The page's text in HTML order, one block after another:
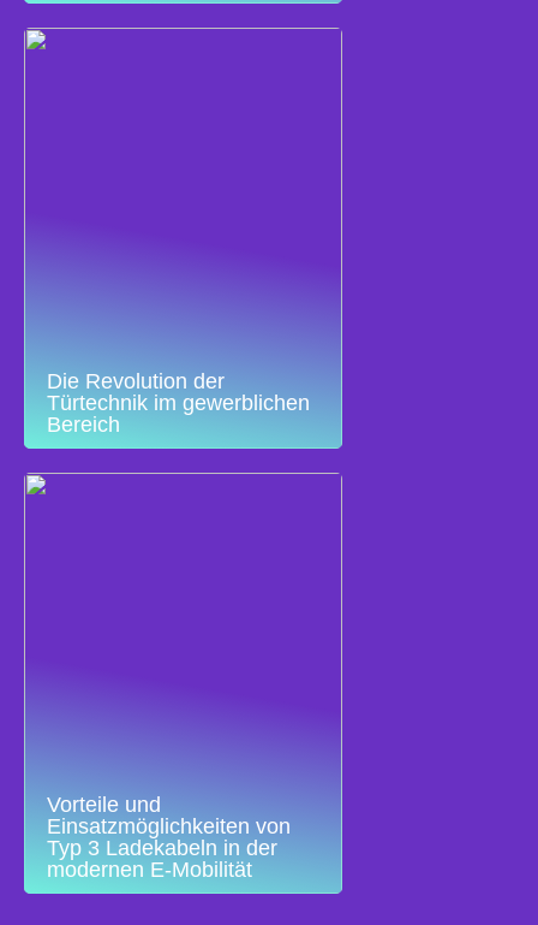
Die Revolution der
Türtechnik im gewerblichen
Bereich
Vorteile und
Einsatzmöglichkeiten von
Typ 3 Ladekabeln in der
modernen E-Mobilität